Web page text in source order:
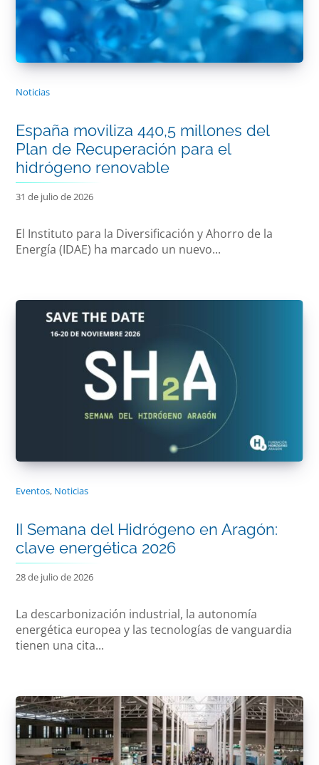
Noticias
España moviliza 440,5 millones del
Plan de Recuperación para el
hidrógeno renovable
31 de julio de 2026
El Instituto para la Diversificación y Ahorro de la
Energía (IDAE) ha marcado un nuevo...
Eventos, Noticias
II Semana del Hidrógeno en Aragón:
clave energética 2026
28 de julio de 2026
La descarbonización industrial, la autonomía
energética europea y las tecnologías de vanguardia
tienen una cita...